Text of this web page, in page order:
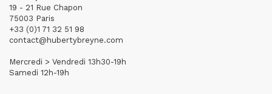
19 - 21 Rue Chapon
75003 Paris
+33 (0)1 71 32 51 98
contact@hubertybreyne.com
Mercredi > Vendredi 13h30-19h
Samedi 12h-19h